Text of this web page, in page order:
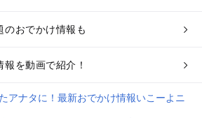
のおでかけ情報も
を動画で紹介！